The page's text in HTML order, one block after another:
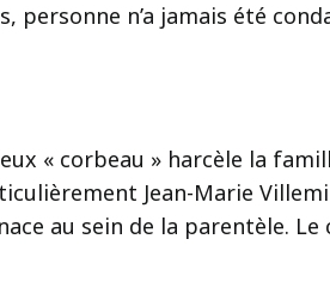
personne n’a jamais été
« corbeau » harcèle la
Jean-Marie
au sein de la parentèle.